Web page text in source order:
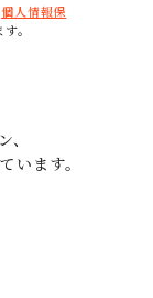
個人情報保
。
います。